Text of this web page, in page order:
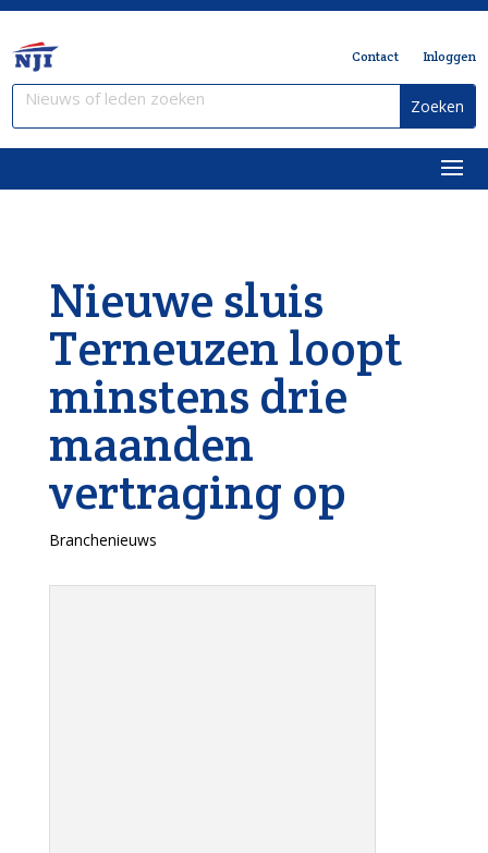
Contact Inloggen
Nieuwe sluis
Terneuzen loopt
minstens drie
maanden
vertraging op
Branchenieuws